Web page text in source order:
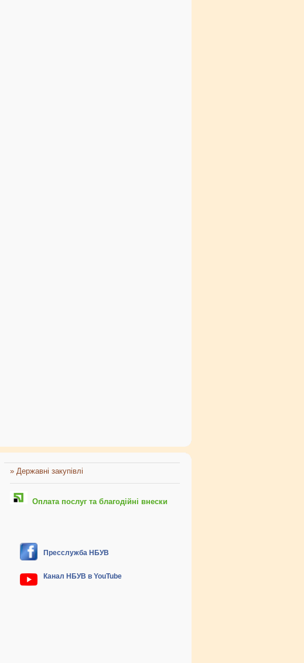
» Державні закупівлі
Оплата послуг та благодійні внески
Пресслужба НБУВ
Канал НБУВ в YouTube